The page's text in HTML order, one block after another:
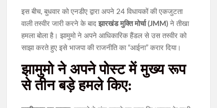
​इस बीच, बुधवार को एनडीए द्वारा अपने 24 विधायकों की एकजुटता
वाली तस्वीर जारी करने के बादझारखंड मुक्ति मोर्चा (JMM) ने तीखा
हमला बोला है। झामुमो ने अपने आधिकारिक हैंडल से उस तस्वीर को
साझा करते हुए इसे भाजपा की राजनीति का “आईना” करार दिया।
​झामुमो ने अपने पोस्ट में मुख्य रूप
से तीन बड़े हमले किए: